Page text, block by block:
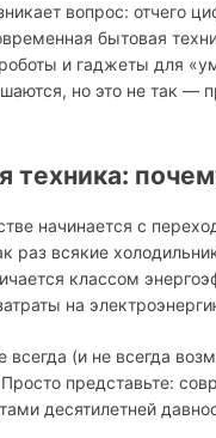
вопрос: отчего
бытовая
и гаджеты для
но это не так —
техника:
начинается с
раз всякие
классом
на
всегда (и не всегда
представьте:
десятилетней